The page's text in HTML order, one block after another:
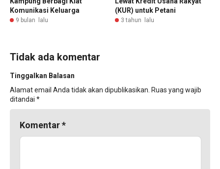
Komunikasi Keluarga
9 bulan lalu
(KUR) untuk Petani
3 tahun lalu
Tidak ada komentar
Tinggalkan Balasan
Alamat email Anda tidak akan dipublikasikan. Ruas yang wajib
ditandai *
Komentar*